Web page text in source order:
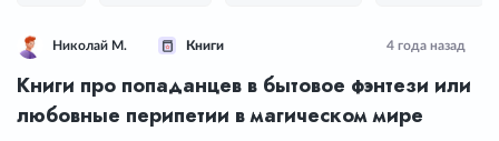
Николай М. Книги 4 года назад
Книги про попаданцев в бытовое фэнтези или
любовные перипетии в магическом мире